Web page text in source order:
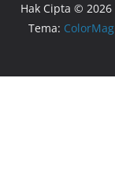
Hak Cipta © 2026
Tema: ColorMag